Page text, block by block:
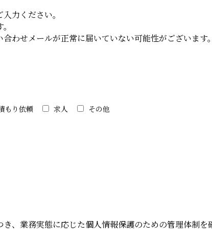
力ください。
わせメールが正常に届いていない可能性がございます。
もり依頼 求人 その他
、業務実態に応じた個人情報保護のための管理体制を